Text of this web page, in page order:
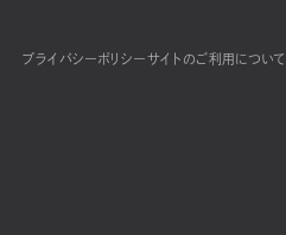
プライバシーポリシーサイトのご利用について